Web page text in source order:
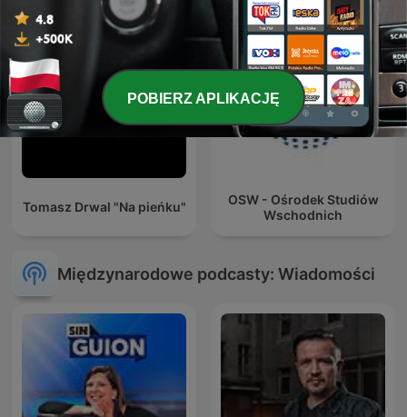
Tomasz Drwal "Na pieńku"
OSW - Ośrodek Studiów
Wschodnich
Międzynarodowe podcasty: Wiadomości
POBIERZ APLIKACJĘ